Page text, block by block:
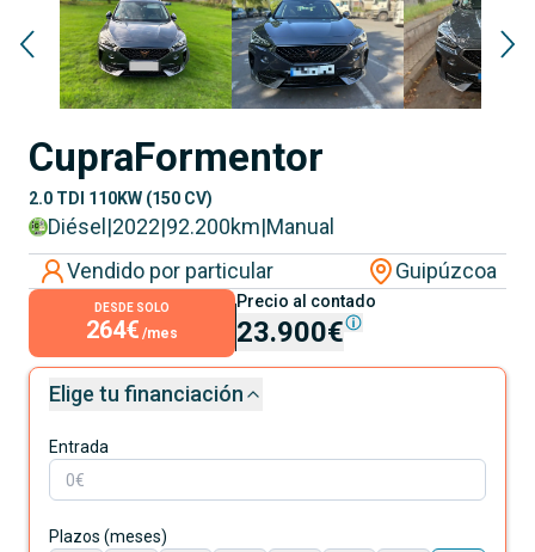
CupraFormentor
2.0 TDI 110KW (150 CV)
Diésel |2022|92.200km|Manual
Vendido por particular
Guipúzcoa
DESDE SOLO
264€ /mes
Precio al contado
23.900€
Elige tu financiación
Entrada
Plazos (meses)